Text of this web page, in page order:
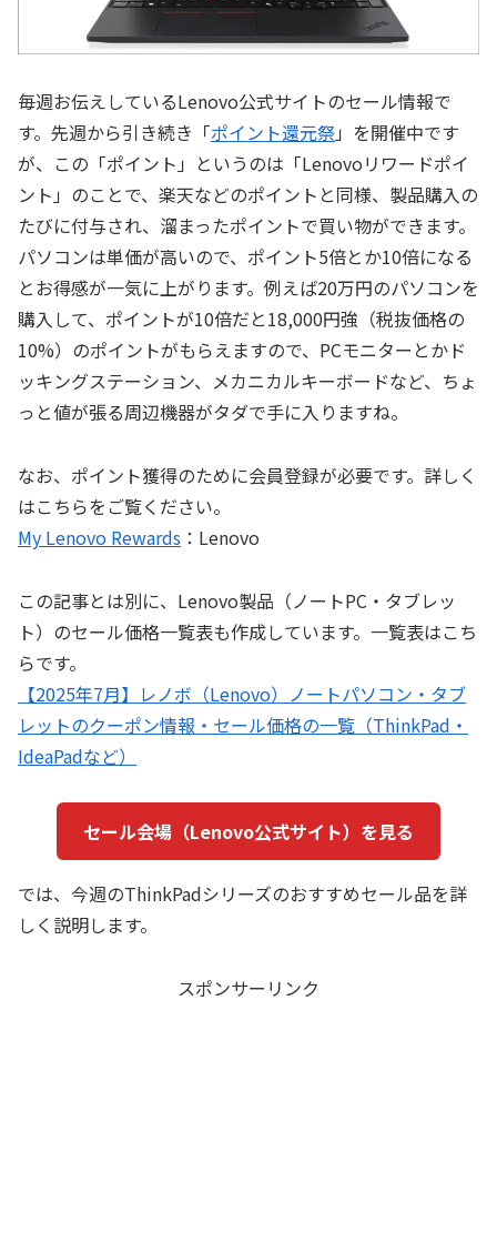
毎週お伝えしているLenovo公式サイトのセール情報で
す。先週から引き続き「ポイント還元祭」を開催中です
が、この「ポイント」というのは「Lenovoリワードポイ
ント」のことで、楽天などのポイントと同様、製品購入の
たびに付与され、溜まったポイントで買い物ができます。
パソコンは単価が高いので、ポイント5倍とか10倍になる
とお得感が一気に上がります。例えば20万円のパソコンを
購入して、ポイントが10倍だと18,000円強（税抜価格の
10%）のポイントがもらえますので、PCモニターとかド
ッキングステーション、メカニカルキーボードなど、ちょ
っと値が張る周辺機器がタダで手に入りますね。
なお、ポイント獲得のために会員登録が必要です。詳しく
はこちらをご覧ください。
My Lenovo Rewards ：Lenovo
この記事とは別に、Lenovo製品（ノートPC・タブレッ
ト）のセール価格一覧表も作成しています。一覧表はこち
らです。
【2025年7月】レノボ（Lenovo）ノートパソコン・タブ
レットのクーポン情報・セール価格の一覧（ThinkPad・
IdeaPadなど）
セール会場（Lenovo公式サイト）を見る
では、今週のThinkPadシリーズのおすすめセール品を詳
しく説明します。
スポンサーリンク